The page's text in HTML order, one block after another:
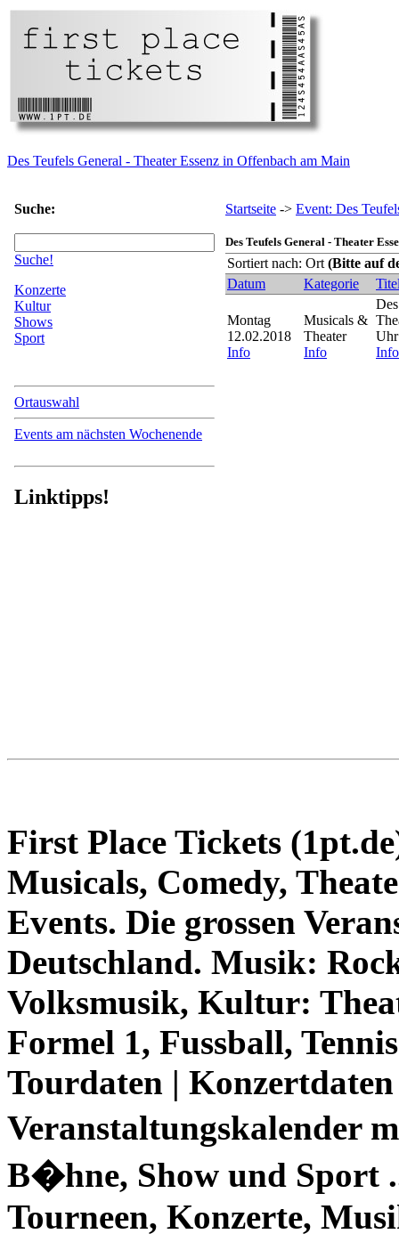
Des Teufels General - Theater Essenz in Offenbach am Main
Suche:
Suche!
Konzerte
Kultur
Shows
Sport
Ortauswahl
Events am nächsten Wochenende
Linktipps!
Startseite -> Event: Des
Des Teufels General - Theater
Sortiert nach: Ort (Bitte auf
Datum
Kategorie
Montag
12.02.2018
Info
Musicals &
Theater
Info
Uhr
Info
First Place Tickets
Musicals, Comedy,
Events. Die grossen
Deutschland. Musik:
Volksmusik, Kultur:
Formel 1, Fussball,
Tourdaten |
Veranstaltungskalender
B�hne, Show und
Tourneen, Konzerte,